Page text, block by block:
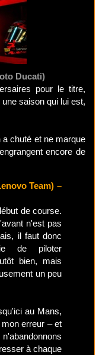
Ducati)
pour le titre,
saison qui lui est,
a chuté et ne marque
encore de
Team) –
de course.
n'est pas
il faut donc
de piloter
bien, mais
un peu
au Mans,
erreur – et
à chaque